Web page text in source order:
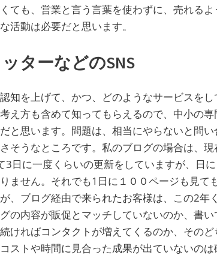
ても、営業と言う言葉を使わずに、売れる
活動は必要だと思います。
ターなどのSNS
知を上げて、かつ、どのようなサービスを
え方も含めて知ってもらえるので、中小の
と思います。問題は、相当にやらないと問い
そうなところです。私のブログの場合は、
3日に一度くらいの更新をしていますが、日に
ません。それでも1日に１００ページも見て
、ブログ経由で来られたお客様は、この2年
の内容が販促とマッチしていないのか、書
ければコンタクトが増えてくるのか、その
ストや時間に見合った成果が出ていないのは